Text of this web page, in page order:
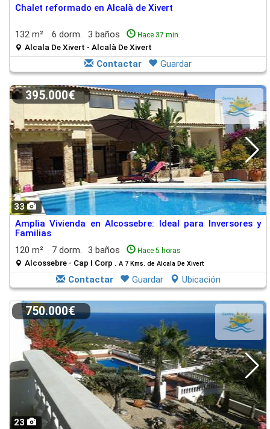
Chalet reformado en Alcalà de Xivert
132 m² 6 dorm. 3 baños Hace 37 min.
Alcala De Xivert - Alcalà De Xivert
Contactar Guardar
33
395.000€
Amplia Vivienda en Alcossebre: Ideal para Inversores y
Familias
120 m²
7 dorm. 3 baños Hace 5 horas
Alcossebre - Cap I Corp . A 7 Kms. de Alcala De Xivert
Contactar Guardar Ubicación
23
750.000€